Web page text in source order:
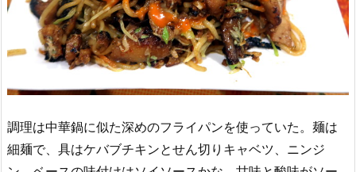
調理は中華鍋に似た深めのフライパンを使っていた。麺は
細麺で、具はケバブチキンとせん切りキャベツ、ニンジ